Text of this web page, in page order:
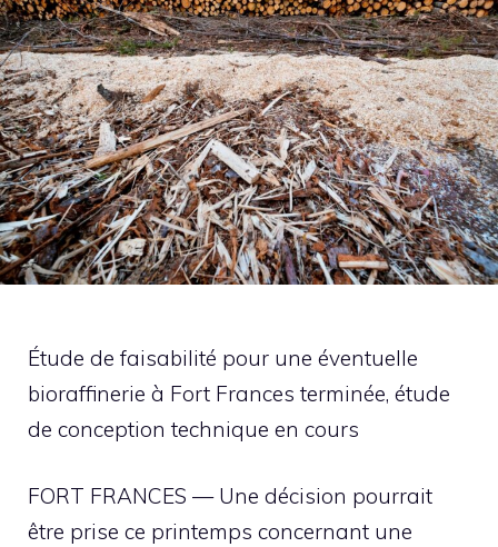
Étude de faisabilité pour une éventuelle
bioraffinerie à Fort Frances terminée, étude
de conception technique en cours
FORT FRANCES — Une décision pourrait
être prise ce printemps concernant une